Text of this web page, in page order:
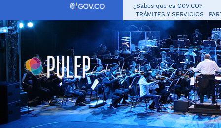
¿Sabes que es GOV.CO?
TRÁMITES Y SERVICIOS